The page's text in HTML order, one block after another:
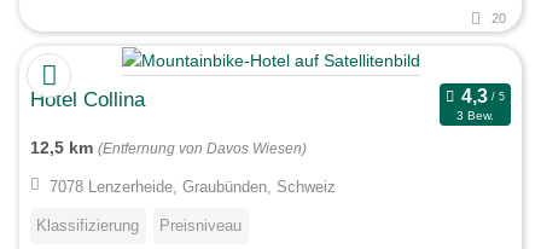
20
Hotel Collina
3 Bew.
12,5 km (Entfernung von Davos Wiesen)
7078 Lenzerheide, Graubünden, Schweiz
Klassifizierung Preisniveau